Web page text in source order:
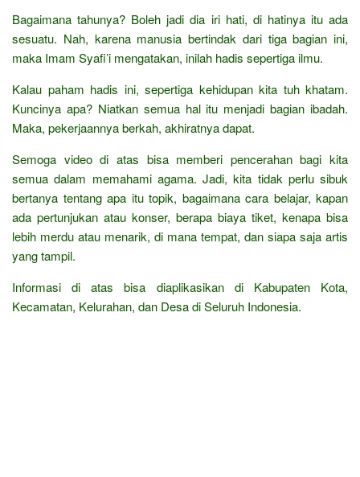
Bagaimana tahunya? Boleh jadi dia iri hati, di hatinya itu ada
sesuatu. Nah, karena manusia bertindak dari tiga bagian ini,
maka Imam Syafi’i mengatakan, inilah hadis sepertiga ilmu.
Kalau paham hadis ini, sepertiga kehidupan kita tuh khatam.
Kuncinya apa? Niatkan semua hal itu menjadi bagian ibadah.
Maka, pekerjaannya berkah, akhiratnya dapat.
Semoga video di atas bisa memberi pencerahan bagi kita
semua dalam memahami agama. Jadi, kita tidak perlu sibuk
bertanya tentang apa itu topik, bagaimana cara belajar, kapan
ada pertunjukan atau konser, berapa biaya tiket, kenapa bisa
lebih merdu atau menarik, di mana tempat, dan siapa saja artis
yang tampil.
Informasi di atas bisa diaplikasikan di Kabupaten Kota,
Kecamatan, Kelurahan, dan Desa di Seluruh Indonesia.